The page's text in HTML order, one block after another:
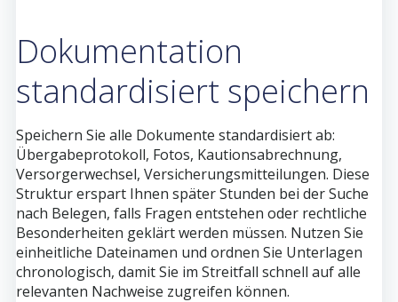
Dokumentation
standardisiert speichern
Speichern Sie alle Dokumente standardisiert ab:
Übergabeprotokoll, Fotos, Kautionsabrechnung,
Versorgerwechsel, Versicherungsmitteilungen. Diese
Struktur erspart Ihnen später Stunden bei der Suche
nach Belegen, falls Fragen entstehen oder rechtliche
Besonderheiten geklärt werden müssen. Nutzen Sie
einheitliche Dateinamen und ordnen Sie Unterlagen
chronologisch, damit Sie im Streitfall schnell auf alle
relevanten Nachweise zugreifen können.